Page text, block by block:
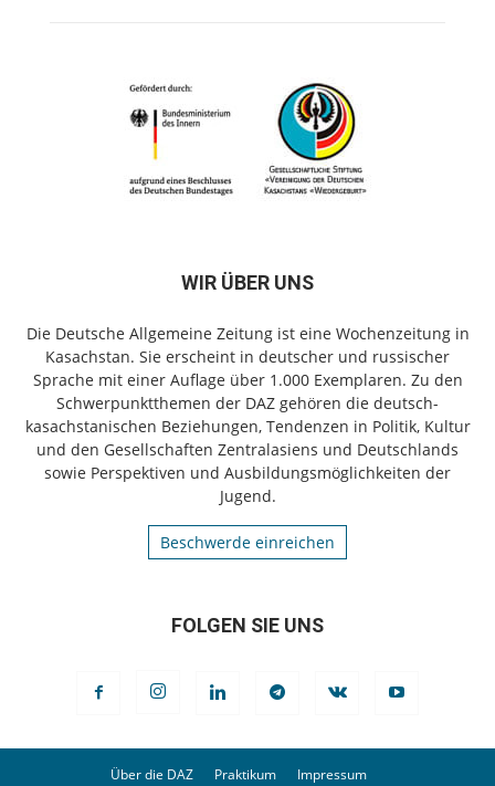
WIR ÜBER UNS
Die Deutsche Allgemeine Zeitung ist eine Wochenzeitung in
Kasachstan. Sie erscheint in deutscher und russischer
Sprache mit einer Auflage über 1.000 Exemplaren. Zu den
Schwerpunktthemen der DAZ gehören die deutsch-
kasachstanischen Beziehungen, Tendenzen in Politik, Kultur
und den Gesellschaften Zentralasiens und Deutschlands
sowie Perspektiven und Ausbildungsmöglichkeiten der
Jugend.
Beschwerde einreichen
FOLGEN SIE UNS
Über die DAZ Praktikum Impressum